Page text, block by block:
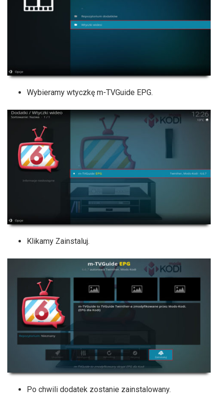
Wybieramy wtyczkę m-TVGuide EPG.
Klikamy Zainstaluj.
Po chwili dodatek zostanie zainstalowany.